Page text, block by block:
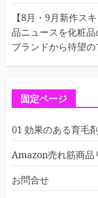
【8月・9月新作ス
品ニュースを化粧
ブランドから待望
固定ページ
01 効果のある育毛
Amazon売れ筋商品
お問合せ